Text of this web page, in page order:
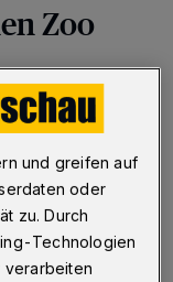
Zoo
findet am
Uhr ein
die Kulissen,
die Möglichkeit,
zu
und greifen auf
oder
zu. Durch
Technologien
verarbeiten